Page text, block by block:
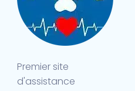
Premier site
d'assistance